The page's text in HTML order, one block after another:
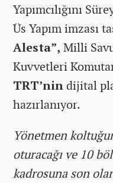
Yapımcılığını
Üs Yapım imzası
Alesta”, Milli
Kuvvetleri
TRT’nindijital
hazırlanıyor.
Yönetmen
oturacağı ve 10
kadrosuna son